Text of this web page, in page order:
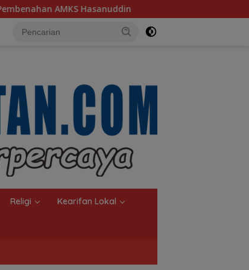
Ketua TP PKK Kalsel, Dorong Kreasi Olahan
Religi Kearifan Lokal